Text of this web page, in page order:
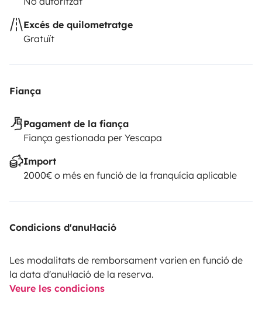
Excés de quilometratge
Gratuït
Fiança
Pagament de la fiança
Fiança gestionada per Yescapa
Import
2000€ o més en funció de la franquícia aplicable
Condicions d'anul·lació
Les modalitats de remborsament varien en funció de
la data d'anul·lació de la reserva.
Veure les condicions